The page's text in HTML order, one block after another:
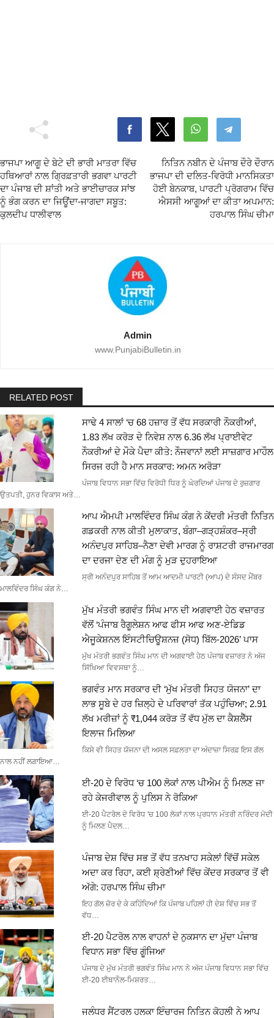
ਭਾਜਪਾ ਆਗੂ ਦੇ ਬੇਟੇ ਦੀ ਭਾਰੀ ਮਾਤਰਾ ਵਿੱਚ
ਹਥਿਆਰਾਂ ਨਾਲ ਗ੍ਰਿਫ਼ਤਾਰੀ ਭਗਵਾ ਪਾਰਟੀ
ਦਾ ਪੰਜਾਬ ਦੀ ਸ਼ਾਂਤੀ ਅਤੇ ਭਾਈਚਾਰਕ ਸਾਂਝ
ਨੂੰ ਭੰਗ ਕਰਨ ਦਾ ਜਿਊਂਦਾ-ਜਾਗਦਾ ਸਬੂਤ:
ਕੁਲਦੀਪ ਧਾਲੀਵਾਲ
ਨਿਤਿਨ ਨਬੀਨ ਦੇ ਪੰਜਾਬ ਦੌਰੇ ਦੌਰਾਨ
ਭਾਜਪਾ ਦੀ ਦਲਿਤ-ਵਿਰੋਧੀ ਮਾਨਸਿਕਤਾ
ਹੋਈ ਬੇਨਕਾਬ, ਪਾਰਟੀ ਪ੍ਰੋਗਰਾਮ ਵਿੱਚ
ਐਸਸੀ ਆਗੂਆਂ ਦਾ ਕੀਤਾ ਅਪਮਾਨ:
ਹਰਪਾਲ ਸਿੰਘ ਚੀਮਾ
Admin
www.PunjabiBulletin.in
RELATED POST
ਸਾਢੇ 4 ਸਾਲਾਂ ‘ਚ 68 ਹਜ਼ਾਰ ਤੋਂ ਵੱਧ ਸਰਕਾਰੀ ਨੌਕਰੀਆਂ,
1.83 ਲੱਖ ਕਰੋੜ ਦੇ ਨਿਵੇਸ਼ ਨਾਲ 6.36 ਲੱਖ ਪ੍ਰਾਈਵੇਟ
ਨੌਕਰੀਆਂ ਦੇ ਮੌਕੇ ਪੈਦਾ ਕੀਤੇ: ਨੌਜਵਾਨਾਂ ਲਈ ਸਾਜ਼ਗਾਰ ਮਾਹੌਲ
ਸਿਰਜ ਰਹੀ ਹੈ ਮਾਨ ਸਰਕਾਰ: ਅਮਨ ਅਰੋੜਾ
ਪੰਜਾਬ ਵਿਧਾਨ ਸਭਾ ਵਿੱਚ ਵਿਰੋਧੀ ਧਿਰ ਨੂੰ ਘੇਰਦਿਆਂ ਪੰਜਾਬ ਦੇ ਰੁਜ਼ਗਾਰ
ਉਤਪਤੀ, ਹੁਨਰ ਵਿਕਾਸ ਅਤੇ…
ਆਪ ਐਮਪੀ ਮਾਲਵਿੰਦਰ ਸਿੰਘ ਕੰਗ ਨੇ ਕੇਂਦਰੀ ਮੰਤਰੀ ਨਿਤਿਨ
ਗਡਕਰੀ ਨਾਲ ਕੀਤੀ ਮੁਲਾਕਾਤ, ਬੰਗਾ–ਗੜ੍ਹਸ਼ੰਕਰ–ਸ੍ਰੀ
ਅਨੰਦਪੁਰ ਸਾਹਿਬ–ਨੈਣਾ ਦੇਵੀ ਮਾਰਗ ਨੂੰ ਰਾਸ਼ਟਰੀ ਰਾਜਮਾਰਗ
ਦਾ ਦਰਜਾ ਦੇਣ ਦੀ ਮੰਗ ਨੂੰ ਮੁੜ ਦੁਹਰਾਇਆ
ਸ੍ਰੀ ਅਨੰਦਪੁਰ ਸਾਹਿਬ ਤੋਂ ਆਮ ਆਦਮੀ ਪਾਰਟੀ (ਆਪ) ਦੇ ਸੰਸਦ ਮੈਂਬਰ
ਮਾਲਵਿੰਦਰ ਸਿੰਘ ਕੰਗ ਨੇ…
ਮੁੱਖ ਮੰਤਰੀ ਭਗਵੰਤ ਸਿੰਘ ਮਾਨ ਦੀ ਅਗਵਾਈ ਹੇਠ ਵਜ਼ਾਰਤ
ਵੱਲੋਂ ‘ਪੰਜਾਬ ਰੈਗੂਲੇਸ਼ਨ ਆਫ ਫੀਸ ਆਫ ਅਣ-ਏਡਿਡ
ਐਜੂਕੇਸ਼ਨਲ ਇੰਸਟੀਚਿਊਸ਼ਨਜ਼ (ਸੋਧ) ਬਿੱਲ-2026’ ਪਾਸ
ਮੁੱਖ ਮੰਤਰੀ ਭਗਵੰਤ ਸਿੰਘ ਮਾਨ ਦੀ ਅਗਵਾਈ ਹੇਠ ਪੰਜਾਬ ਵਜ਼ਾਰਤ ਨੇ ਅੱਜ
ਸਿੱਖਿਆ ਵਿਵਸਥਾ ਨੂੰ…
ਭਗਵੰਤ ਮਾਨ ਸਰਕਾਰ ਦੀ ‘ਮੁੱਖ ਮੰਤਰੀ ਸਿਹਤ ਯੋਜਨਾ’ ਦਾ
ਲਾਭ ਸੂਬੇ ਦੇ ਹਰ ਜ਼ਿਲ੍ਹੇ ਦੇ ਪਰਿਵਾਰਾਂ ਤੱਕ ਪਹੁੰਚਿਆ; 2.91
ਲੱਖ ਮਰੀਜ਼ਾਂ ਨੂੰ ₹1,044 ਕਰੋੜ ਤੋਂ ਵੱਧ ਮੁੱਲ ਦਾ ਕੈਸ਼ਲੈੱਸ
ਇਲਾਜ ਮਿਲਿਆ
ਕਿਸੇ ਵੀ ਸਿਹਤ ਯੋਜਨਾ ਦੀ ਅਸਲ ਸਫ਼ਲਤਾ ਦਾ ਅੰਦਾਜ਼ਾ ਸਿਰਫ਼ ਇਸ ਗੱਲ
ਨਾਲ ਨਹੀਂ ਲਗਾਇਆ…
ਈ-20 ਦੇ ਵਿਰੋਧ ‘ਚ 100 ਲੋਕਾਂ ਨਾਲ ਪੀਐਮ ਨੂੰ ਮਿਲਣ ਜਾ
ਰਹੇ ਕੇਜਰੀਵਾਲ ਨੂੰ ਪੁਲਿਸ ਨੇ ਰੋਕਿਆ
ਈ-20 ਪੈਟਰੋਲ ਦੇ ਵਿਰੋਧ 'ਚ 100 ਲੋਕਾਂ ਨਾਲ ਪ੍ਰਧਾਨ ਮੰਤਰੀ ਨਰਿੰਦਰ ਮੋਦੀ
ਨੂੰ ਮਿਲਣ ਪੈਦਲ…
ਪੰਜਾਬ ਦੇਸ਼ ਵਿੱਚ ਸਭ ਤੋਂ ਵੱਧ ਤਨਖਾਹ ਸਕੇਲਾਂ ਵਿੱਚੋਂ ਸਕੇਲ
ਅਦਾ ਕਰ ਰਿਹਾ, ਕਈ ਸ਼੍ਰੇਣੀਆਂ ਵਿੱਚ ਕੇਂਦਰ ਸਰਕਾਰ ਤੋਂ ਵੀ
ਅੱਗੇ: ਹਰਪਾਲ ਸਿੰਘ ਚੀਮਾ
ਇਹ ਗੱਲ ਜ਼ੋਰ ਦੇ ਕੇ ਕਹਿੰਦਿਆਂ ਕਿ ਪੰਜਾਬ ਪਹਿਲਾਂ ਹੀ ਦੇਸ਼ ਵਿੱਚ ਸਭ ਤੋਂ
ਵੱਧ…
ਈ-20 ਪੈਟਰੋਲ ਨਾਲ ਵਾਹਨਾਂ ਦੇ ਨੁਕਸਾਨ ਦਾ ਮੁੱਦਾ ਪੰਜਾਬ
ਵਿਧਾਨ ਸਭਾ ਵਿੱਚ ਗੂੰਜਿਆ
ਪੰਜਾਬ ਦੇ ਮੁੱਖ ਮੰਤਰੀ ਭਗਵੰਤ ਸਿੰਘ ਮਾਨ ਨੇ ਅੱਜ ਪੰਜਾਬ ਵਿਧਾਨ ਸਭਾ ਵਿੱਚ
ਈ-20 ਈਥਾਨੌਲ-ਮਿਸ਼ਰਤ…
ਜਲੰਧਰ ਸੈਂਟਰਲ ਹਲਕਾ ਇੰਚਾਰਜ ਨਿਤਿਨ ਕੋਹਲੀ ਨੇ ਆਪ